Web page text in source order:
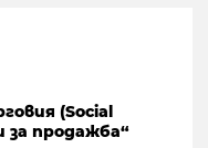
(Social
за продажба“